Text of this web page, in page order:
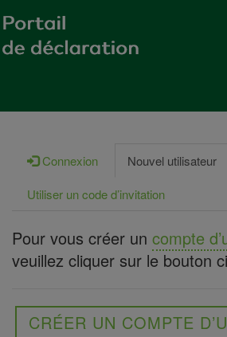
Connexion
Nouvel utilisateur
Utiliser un code d’invitation
Pour vous créer un compte
veuillez cliquer sur le bouton
CRÉER UN COMPTE